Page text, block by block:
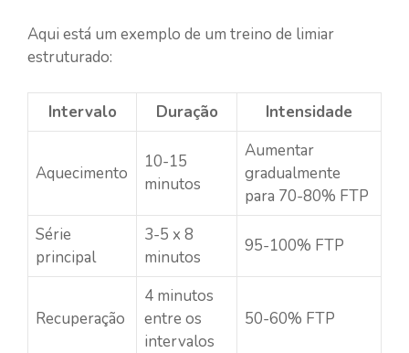
Aqui está um exemplo de um treino de limiar
estruturado:
Intervalo Duração Intensidade
Aquecimento
10-15
minutos
Aumentar
gradualmente
para 70-80% FTP
Série
principal
3-5 x 8
minutos
95-100% FTP
Recuperação
4 minutos
entre os
intervalos
50-60% FTP